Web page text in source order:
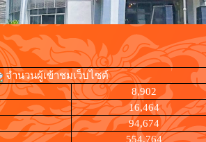
จำนวนผู้เข้าชมเว็บไซต์
8,902
16,464
94,674
554,764